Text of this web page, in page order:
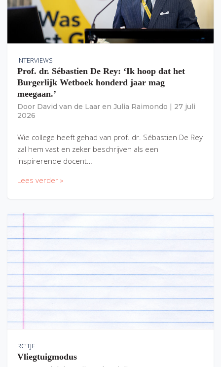
INTERVIEWS
Prof. dr. Sébastien De Rey: ‘Ik hoop dat het
Burgerlijk Wetboek honderd jaar mag
meegaan.’
Door David van de Laar en Julia Raimondo
27 juli
2026
Wie college heeft gehad van prof. dr. Sébastien De Rey
zal hem vast en zeker beschrijven als een
inspirerende docent…
Lees verder »
RC'TJE
Vliegtuigmodus